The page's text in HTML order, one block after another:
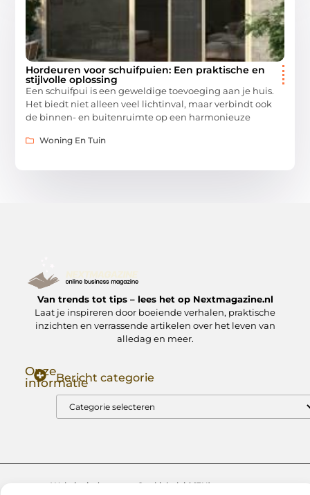
Hordeuren voor schuifpuien: Een praktische en
stijlvolle oplossing
Een schuifpui is een geweldige toevoeging aan je huis.
Het biedt niet alleen veel lichtinval, maar verbindt ook
de binnen- en buitenruimte op een harmonieuze
Woning En Tuin
Van trends tot tips – lees het op Nextmagazine.nl
Laat je inspireren door boeiende verhalen, praktische
inzichten en verrassende artikelen over het leven van
alledag en meer.
Onze
informatieBericht categorie
Website index Cookiebeleid (EU)